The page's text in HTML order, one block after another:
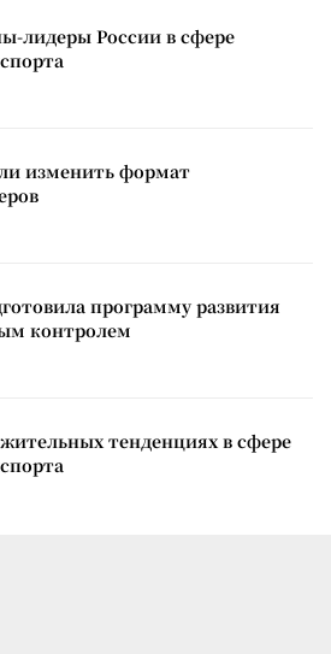
лидеры России в сфере
изменить формат
программу развития
контролем
тенденциях в сфере